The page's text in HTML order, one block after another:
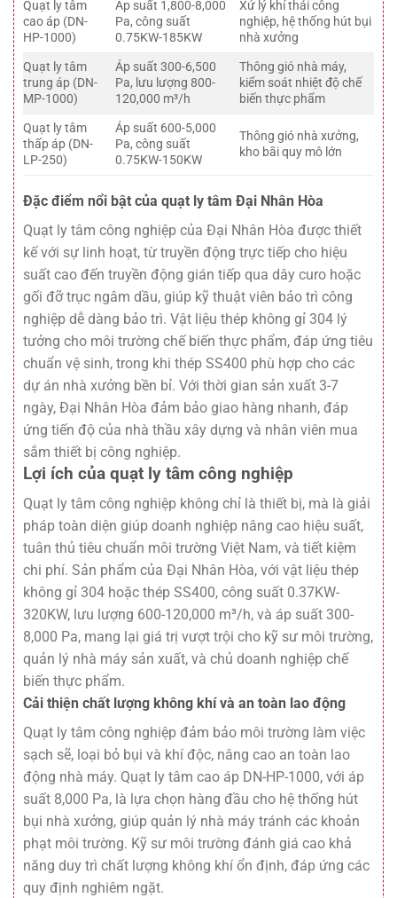
Quạt ly tâm
cao áp (DN-
HP-1000)
Áp suất 1,800-8,000
Pa, công suất
0.75KW-185KW
Xử lý khí thải công
nghiệp, hệ thống hút bụi
nhà xưởng
Quạt ly tâm
trung áp (DN-
MP-1000)
Áp suất 300-6,500
Pa, lưu lượng 800-
120,000 m³/h
Thông gió nhà máy,
kiểm soát nhiệt độ chế
biến thực phẩm
Quạt ly tâm
thấp áp (DN-
LP-250)
Áp suất 600-5,000
Pa, công suất
0.75KW-150KW
Thông gió nhà xưởng,
kho bãi quy mô lớn
Đặc điểm nổi bật của quạt ly tâm Đại Nhân Hòa
Quạt ly tâm công nghiệp của Đại Nhân Hòa được thiết
kế với sự linh hoạt, từ truyền động trực tiếp cho hiệu
suất cao đến truyền động gián tiếp qua dây curo hoặc
gối đỡ trục ngâm dầu, giúp kỹ thuật viên bảo trì công
nghiệp dễ dàng bảo trì. Vật liệu thép không gỉ 304 lý
tưởng cho môi trường chế biến thực phẩm, đáp ứng tiêu
chuẩn vệ sinh, trong khi thép SS400 phù hợp cho các
dự án nhà xưởng bền bỉ. Với thời gian sản xuất 3-7
ngày, Đại Nhân Hòa đảm bảo giao hàng nhanh, đáp
ứng tiến độ của nhà thầu xây dựng và nhân viên mua
sắm thiết bị công nghiệp.
Lợi ích của quạt ly tâm công nghiệp
Quạt ly tâm công nghiệp không chỉ là thiết bị, mà là giải
pháp toàn diện giúp doanh nghiệp nâng cao hiệu suất,
tuân thủ tiêu chuẩn môi trường Việt Nam, và tiết kiệm
chi phí. Sản phẩm của Đại Nhân Hòa, với vật liệu thép
không gỉ 304 hoặc thép SS400, công suất 0.37KW-
320KW, lưu lượng 600-120,000 m³/h, và áp suất 300-
8,000 Pa, mang lại giá trị vượt trội cho kỹ sư môi trường,
quản lý nhà máy sản xuất, và chủ doanh nghiệp chế
biến thực phẩm.
Cải thiện chất lượng không khí và an toàn lao động
Quạt ly tâm công nghiệp đảm bảo môi trường làm việc
sạch sẽ, loại bỏ bụi và khí độc, nâng cao an toàn lao
động nhà máy. Quạt ly tâm cao áp DN-HP-1000, với áp
suất 8,000 Pa, là lựa chọn hàng đầu cho hệ thống hút
bụi nhà xưởng, giúp quản lý nhà máy tránh các khoản
phạt môi trường. Kỹ sư môi trường đánh giá cao khả
năng duy trì chất lượng không khí ổn định, đáp ứng các
quy định nghiêm ngặt.